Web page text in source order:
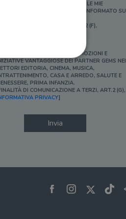
PERSONALIZZATE E IN LINEA CON LE MIE
ABITUDINI DI ACQUISTO, ESSERE INFORMATO SU
[FINALITÀ DI PROFILAZIONE, ART.2 (F),
SÌ, DESIDERO ACCEDERE A PROMOZIONI E
VANTAGGIOSE DEI PARTNER GEMS NEI
EDITORIA, CINEMA, MUSICA,
CASA E ARREDO, SALUTE E
PRIMA INFANZIA.
DI COMUNICAZIONE A TERZI, ART.2 (G),
PRIVACY]
Invia
dell'account. Il sito
per il dominio corrente.